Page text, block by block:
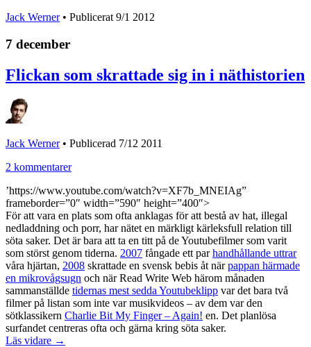
Jack Werner• Publicerat 9/1 2012
7 december
Flickan som skrattade sig in i näthistorien
Jack Werner• Publicerad 7/12 2011
2 kommentarer
’https://www.youtube.com/watch?v=XF7b_MNEIAg”
frameborder=”0″ width=”590″ height=”400″>
För att vara en plats som ofta anklagas för att bestå av hat, illegal
nedladdning och porr, har nätet en märkligt kärleksfull relation till
söta saker. Det är bara att ta en titt på de Youtubefilmer som varit
som störst genom tiderna. 2007 fångade ett parhandhållande uttrar
våra hjärtan, 2008 skrattade en svensk bebis åt närpappan härmade
en mikrovågsugn och när Read Write Web härom månaden
sammanställde tidernas mest sedda Youtubeklipp var det bara två
filmer på listan som inte var musikvideos – av dem var den
sötklassikern Charlie Bit My Finger – Again! en. Det planlösa
surfandet centreras ofta och gärna kring söta saker.
Läs vidare →